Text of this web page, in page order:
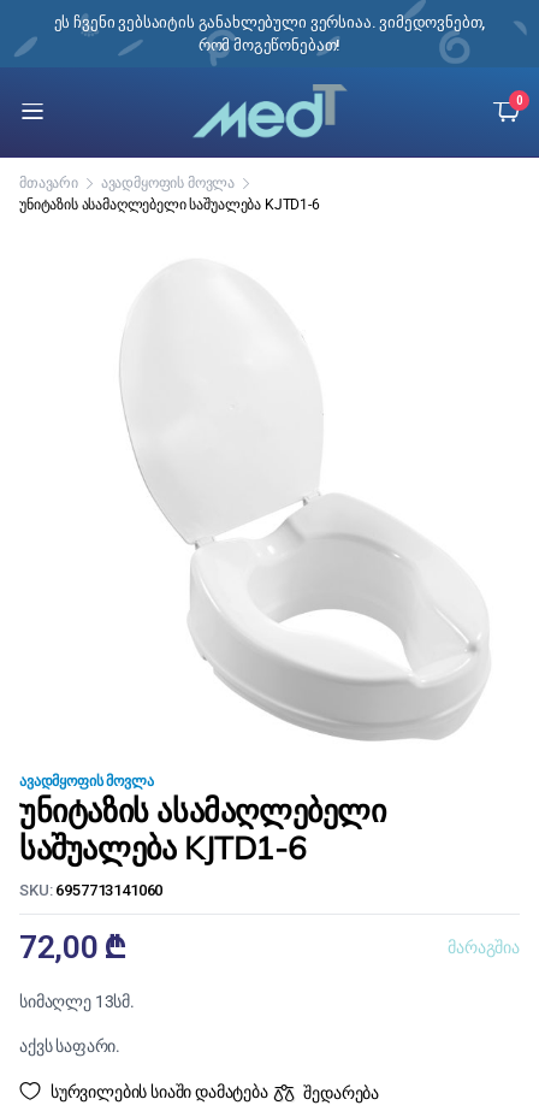
ეს ჩვენი ვებსაიტის განახლებული ვერსიაა. ვიმედოვნებთ,
რომ მოგეწონებათ!
0
მთავარი
ავადმყოფის მოვლა
უნიტაზის ასამაღლებელი საშუალება KJTD1-6
ᲐᲕᲐᲓᲛᲧᲝᲤᲘᲡ ᲛᲝᲕᲚᲐ
უნიტაზის ასამაღლებელი
საშუალება KJTD1-6
SKU: 6957713141060
72,00 ₾ მარაგშია
სიმაღლე 13სმ.
აქვს საფარი.
სურვილების სიაში დამატება შედარება